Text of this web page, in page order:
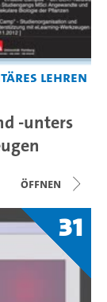
Lehren
-unters
Öffnen
31